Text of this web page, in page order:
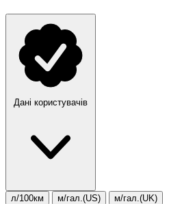
Дані користувачів
л/100км м/гал.(US) м/гал.(UK)